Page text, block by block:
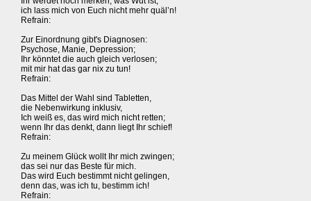
ich lass mich von Euch nicht mehr quäl’n!
Refrain:
Zur Einordnung gibt's Diagnosen:
Psychose, Manie, Depression;
Ihr könntet die auch gleich verlosen;
mit mir hat das gar nix zu tun!
Refrain:
Das Mittel der Wahl sind Tabletten,
die Nebenwirkung inklusiv,
Ich weiß es, das wird mich nicht retten;
wenn Ihr das denkt, dann liegt Ihr schief!
Refrain:
Zu meinem Glück wollt Ihr mich zwingen;
das sei nur das Beste für mich.
Das wird Euch bestimmt nicht gelingen,
denn das, was ich tu, bestimm ich!
Refrain: